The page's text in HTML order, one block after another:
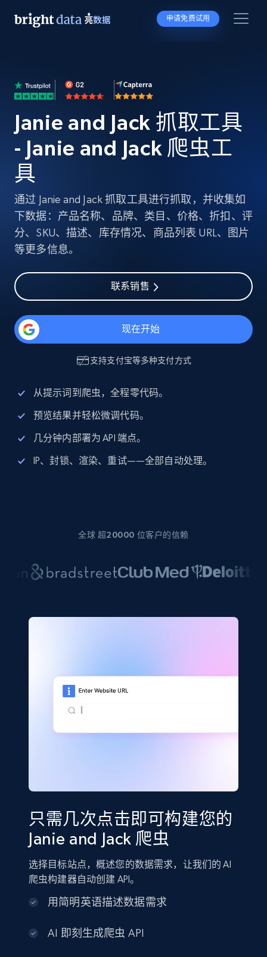
申请免费试用
Janie and Jack 抓取工具
- Janie and Jack 爬虫工
具
通过 Janie and Jack 抓取工具进行抓取，并收集如
下数据：产品名称、品牌、类目、价格、折扣、评
分、SKU、描述、库存情况、商品列表 URL、图片
等更多信息。
联系销售
现在开始
支持支付宝等多种支付方式
从提示词到爬虫，全程零代码。
预览结果并轻松微调代码。
几分钟内部署为 API 端点。
IP、封锁、渲染、重试——全部自动处理。
全球 超20000 位客户的信赖
只需几次点击即可构建您的
Janie and Jack 爬虫
选择目标站点，概述您的数据需求，让我们的 AI
爬虫构建器自动创建 API。
用简明英语描述数据需求
AI 即刻生成爬虫 API